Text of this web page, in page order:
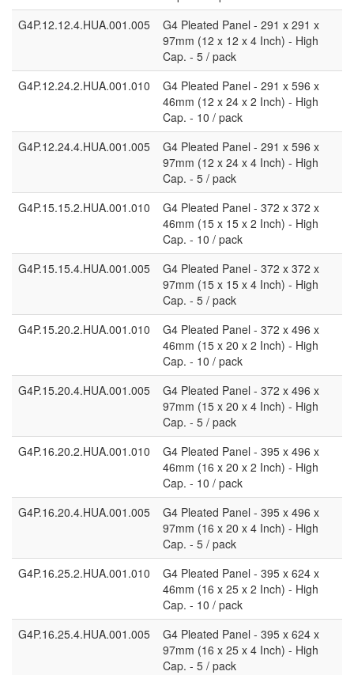
G4P.12.12.4.HUA.001.005
G4 Pleated Panel - 291 x 291 x
97mm (12 x 12 x 4 Inch) - High
Cap. - 5 / pack
G4P.12.24.2.HUA.001.010
G4 Pleated Panel - 291 x 596 x
46mm (12 x 24 x 2 Inch) - High
Cap. - 10 / pack
G4P.12.24.4.HUA.001.005
G4 Pleated Panel - 291 x 596 x
97mm (12 x 24 x 4 Inch) - High
Cap. - 5 / pack
G4P.15.15.2.HUA.001.010
G4 Pleated Panel - 372 x 372 x
46mm (15 x 15 x 2 Inch) - High
Cap. - 10 / pack
G4P.15.15.4.HUA.001.005
G4 Pleated Panel - 372 x 372 x
97mm (15 x 15 x 4 Inch) - High
Cap. - 5 / pack
G4P.15.20.2.HUA.001.010
G4 Pleated Panel - 372 x 496 x
46mm (15 x 20 x 2 Inch) - High
Cap. - 10 / pack
G4P.15.20.4.HUA.001.005
G4 Pleated Panel - 372 x 496 x
97mm (15 x 20 x 4 Inch) - High
Cap. - 5 / pack
G4P.16.20.2.HUA.001.010
G4 Pleated Panel - 395 x 496 x
46mm (16 x 20 x 2 Inch) - High
Cap. - 10 / pack
G4P.16.20.4.HUA.001.005
G4 Pleated Panel - 395 x 496 x
97mm (16 x 20 x 4 Inch) - High
Cap. - 5 / pack
G4P.16.25.2.HUA.001.010
G4 Pleated Panel - 395 x 624 x
46mm (16 x 25 x 2 Inch) - High
Cap. - 10 / pack
G4P.16.25.4.HUA.001.005
G4 Pleated Panel - 395 x 624 x
97mm (16 x 25 x 4 Inch) - High
Cap. - 5 / pack